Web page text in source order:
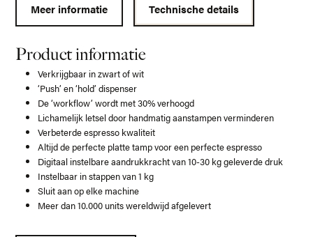
Meer informatie Technische details
Product informatie
Verkrijgbaar in zwart of wit
‘Push’ en ‘hold’ dispenser
De ‘workflow’ wordt met 30% verhoogd
Lichamelijk letsel door handmatig aanstampen verminderen
Verbeterde espresso kwaliteit
Altijd de perfecte platte tamp voor een perfecte espresso
Digitaal instelbare aandrukkracht van 10-30 kg geleverde druk
Instelbaar in stappen van 1 kg
Sluit aan op elke machine
Meer dan 10.000 units wereldwijd afgelevert